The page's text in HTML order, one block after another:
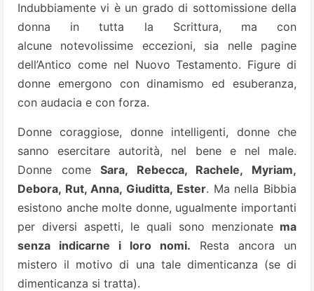
Indubbiamente vi è un grado di sottomissione della
donna in tutta la Scrittura, ma con
alcune notevolissime eccezioni, sia nelle pagine
dell’Antico come nel Nuovo Testamento. Figure di
donne emergono con dinamismo ed esuberanza,
con audacia e con forza.
Donne coraggiose, donne intelligenti, donne che
sanno esercitare autorità, nel bene e nel male.
Donne comeSara, Rebecca, Rachele, Myriam,
Debora, Rut, Anna, Giuditta, Ester. Ma nella Bibbia
esistono anche molte donne, ugualmente importanti
per diversi aspetti, le quali sono menzionate ma
senza indicarne i loro nomi.
Resta ancora un
mistero il motivo di una tale dimenticanza (se di
dimenticanza si tratta).